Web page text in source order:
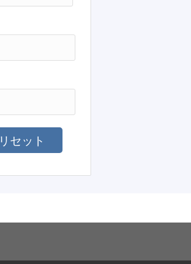
リセット